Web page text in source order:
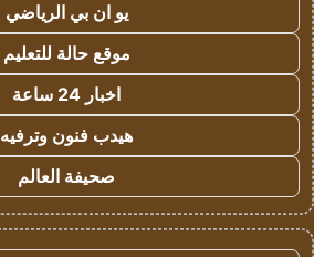
يو ان بي الرياضي
موقع حالة للتعليم
اخبار 24 ساعة
هيدب فنون وترفيه
صحيفة العالم